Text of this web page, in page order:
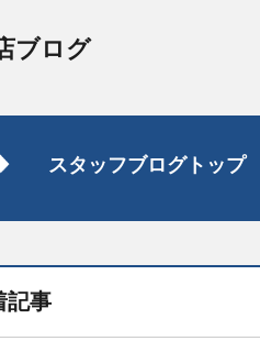
ブログ
スタッフブログトップ
記事